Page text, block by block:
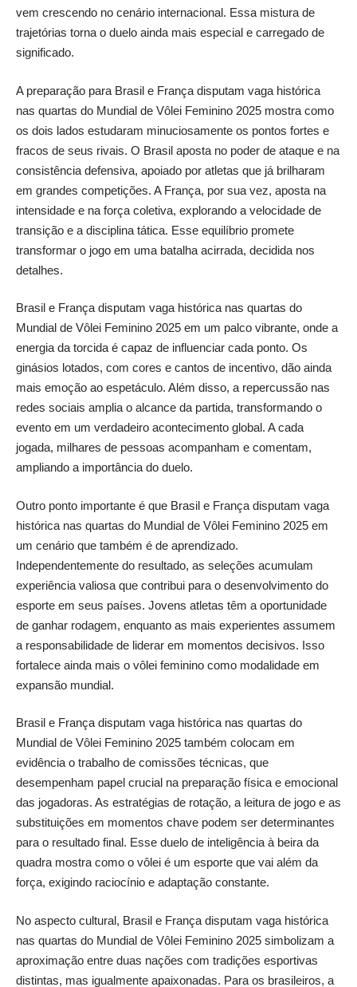
vem crescendo no cenário internacional. Essa mistura de
trajetórias torna o duelo ainda mais especial e carregado de
significado.
A preparação para Brasil e França disputam vaga histórica
nas quartas do Mundial de Vôlei Feminino 2025 mostra como
os dois lados estudaram minuciosamente os pontos fortes e
fracos de seus rivais. O Brasil aposta no poder de ataque e na
consistência defensiva, apoiado por atletas que já brilharam
em grandes competições. A França, por sua vez, aposta na
intensidade e na força coletiva, explorando a velocidade de
transição e a disciplina tática. Esse equilíbrio promete
transformar o jogo em uma batalha acirrada, decidida nos
detalhes.
Brasil e França disputam vaga histórica nas quartas do
Mundial de Vôlei Feminino 2025 em um palco vibrante, onde a
energia da torcida é capaz de influenciar cada ponto. Os
ginásios lotados, com cores e cantos de incentivo, dão ainda
mais emoção ao espetáculo. Além disso, a repercussão nas
redes sociais amplia o alcance da partida, transformando o
evento em um verdadeiro acontecimento global. A cada
jogada, milhares de pessoas acompanham e comentam,
ampliando a importância do duelo.
Outro ponto importante é que Brasil e França disputam vaga
histórica nas quartas do Mundial de Vôlei Feminino 2025 em
um cenário que também é de aprendizado.
Independentemente do resultado, as seleções acumulam
experiência valiosa que contribui para o desenvolvimento do
esporte em seus países. Jovens atletas têm a oportunidade
de ganhar rodagem, enquanto as mais experientes assumem
a responsabilidade de liderar em momentos decisivos. Isso
fortalece ainda mais o vôlei feminino como modalidade em
expansão mundial.
Brasil e França disputam vaga histórica nas quartas do
Mundial de Vôlei Feminino 2025 também colocam em
evidência o trabalho de comissões técnicas, que
desempenham papel crucial na preparação física e emocional
das jogadoras. As estratégias de rotação, a leitura de jogo e as
substituições em momentos chave podem ser determinantes
para o resultado final. Esse duelo de inteligência à beira da
quadra mostra como o vôlei é um esporte que vai além da
força, exigindo raciocínio e adaptação constante.
No aspecto cultural, Brasil e França disputam vaga histórica
nas quartas do Mundial de Vôlei Feminino 2025 simbolizam a
aproximação entre duas nações com tradições esportivas
distintas, mas igualmente apaixonadas. Para os brasileiros, a